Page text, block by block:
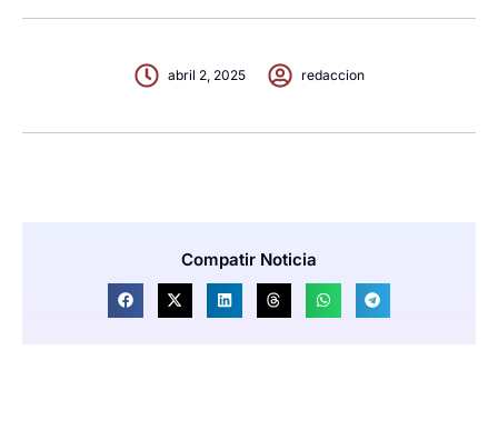
abril 2, 2025 redaccion
Compatir Noticia